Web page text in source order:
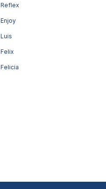
Reflex
Enjoy
Luis
Felix
Felicia